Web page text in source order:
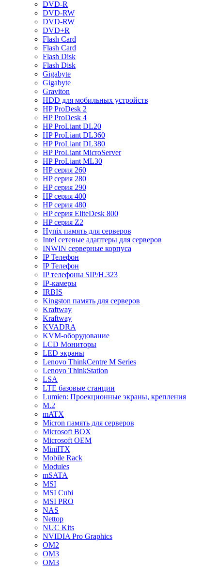
DVD-R
DVD-RW
DVD-RW
DVD+R
Flash Card
Flash Card
Flash Disk
Flash Disk
Gigabyte
Gigabyte
Graviton
HDD для мобильных устройств
HP ProDesk 2
HP ProDesk 4
HP ProLiant DL20
HP ProLiant DL360
HP ProLiant DL380
HP ProLiant MicroServer
HP ProLiant ML30
HP серия 260
HP серия 280
HP серия 290
HP серия 400
HP серия 480
HP серия EliteDesk 800
HP серия Z2
Hynix память для серверов
Intel сетевые адаптеры для серверов
INWIN серверные корпуса
IP Телефон
IP Телефон
IP телефоны SIP/H.323
IP-камеры
IRBIS
Kingston память для серверов
Kraftway
Kraftway
KVADRA
KVM-оборудование
LCD Мониторы
LED экраны
Lenovo ThinkCentre M Series
Lenovo ThinkStation
LSA
LTE базовые станции
Lumien: Проекционные экраны, крепления
M.2
mATX
Micron память для серверов
Microsoft BOX
Microsoft OEM
MiniITX
Mobile Rack
Modules
mSATA
MSI
MSI Cubi
MSI PRO
NAS
Nettop
NUC Kits
NVIDIA Pro Graphics
OM2
OM3
OM3